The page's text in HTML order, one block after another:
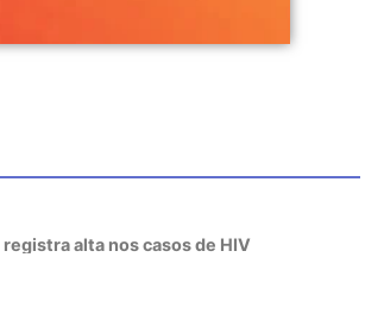
alta nos casos de HIV